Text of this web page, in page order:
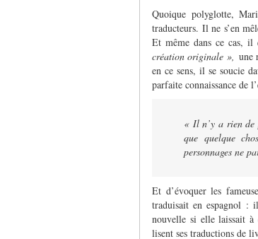
Quoique polyglotte,
traducteurs. Il ne s’en
Et même dans ce cas, il
création originale », une
en ce sens, il se soucie
parfaite connaissance de
« Il n’y a rien de
que quelque
personnages ne
Et d’évoquer les
traduisait en espagnol :
nouvelle si elle laissait à
lisent ses traductions de